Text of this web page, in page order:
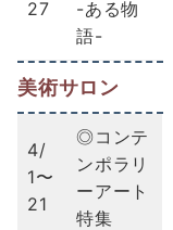
27
-ある物
語-
美術サロン
4/
1〜
21
◎コンテ
ンポラリ
ーアート
特集